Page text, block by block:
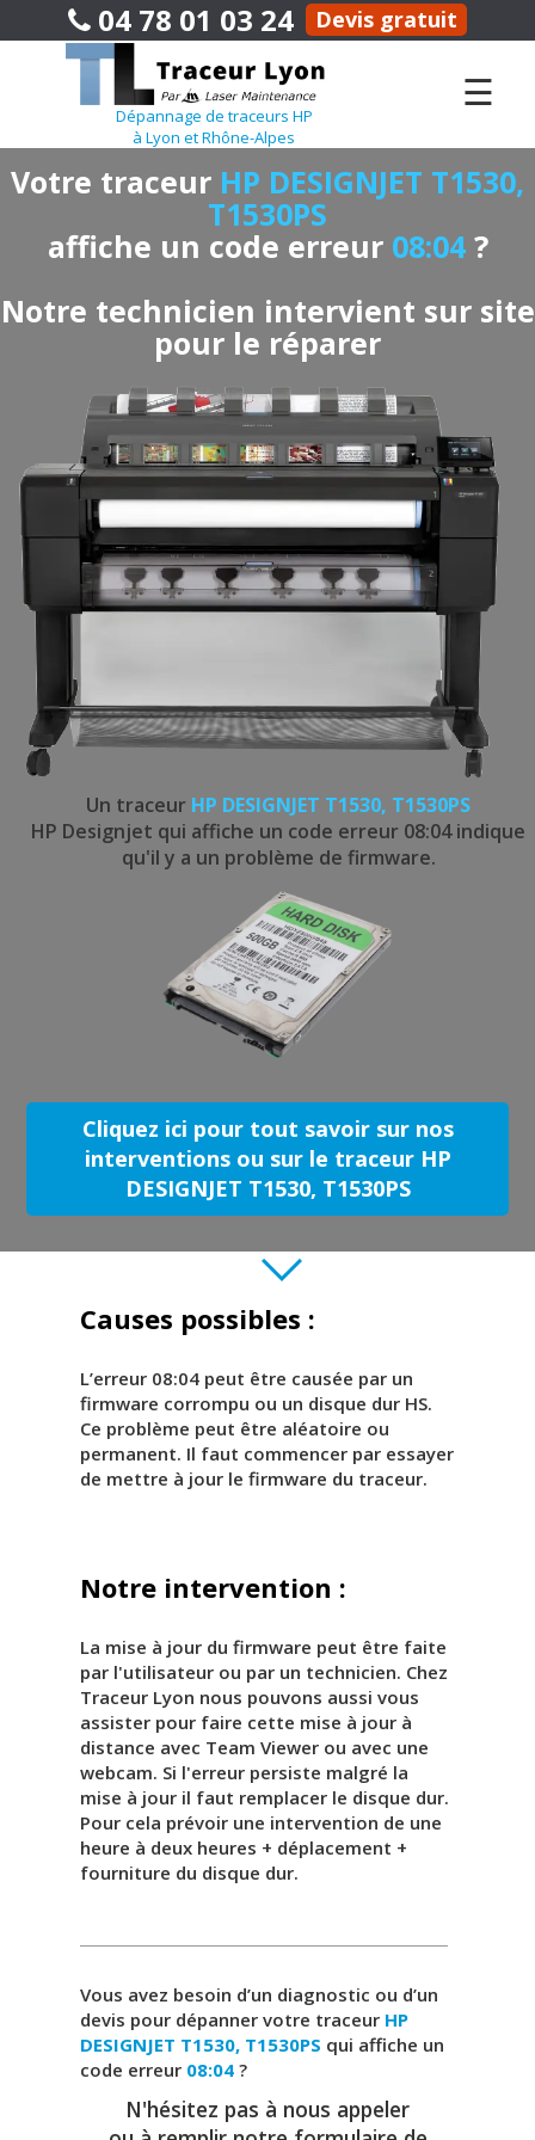
04 78 01 03 24 Devis gratuit
Dépannage de traceurs HP
à Lyon et Rhône-Alpes
☰
Votre traceur HP DESIGNJET T1530,
T1530PS
affiche un code erreur 08:04?
Notre technicien intervient sur site
pour le réparer
Un traceur HP DESIGNJET T1530, T1530PS
HP Designjet qui affiche un code erreur 08:04 indique
qu'il y a un problème de firmware.
Cliquez ici pour tout savoir sur nos
interventions ou sur le traceur HP
DESIGNJET T1530, T1530PS
Causes possibles :
L’erreur 08:04 peut être causée par un
firmware corrompu ou un disque dur HS.
Ce problème peut être aléatoire ou
permanent. Il faut commencer par essayer
de mettre à jour le firmware du traceur.
Notre intervention :
La mise à jour du firmware peut être faite
par l'utilisateur ou par un technicien. Chez
Traceur Lyon nous pouvons aussi vous
assister pour faire cette mise à jour à
distance avec Team Viewer ou avec une
webcam. Si l'erreur persiste malgré la
mise à jour il faut remplacer le disque dur.
Pour cela prévoir une intervention de une
heure à deux heures + déplacement +
fourniture du disque dur.
Vous avez besoin d’un diagnostic ou d’un
devis pour dépanner votre traceur HP
DESIGNJET T1530, T1530PS qui affiche un
code erreur 08:04 ?
N'hésitez pas à nous appeler